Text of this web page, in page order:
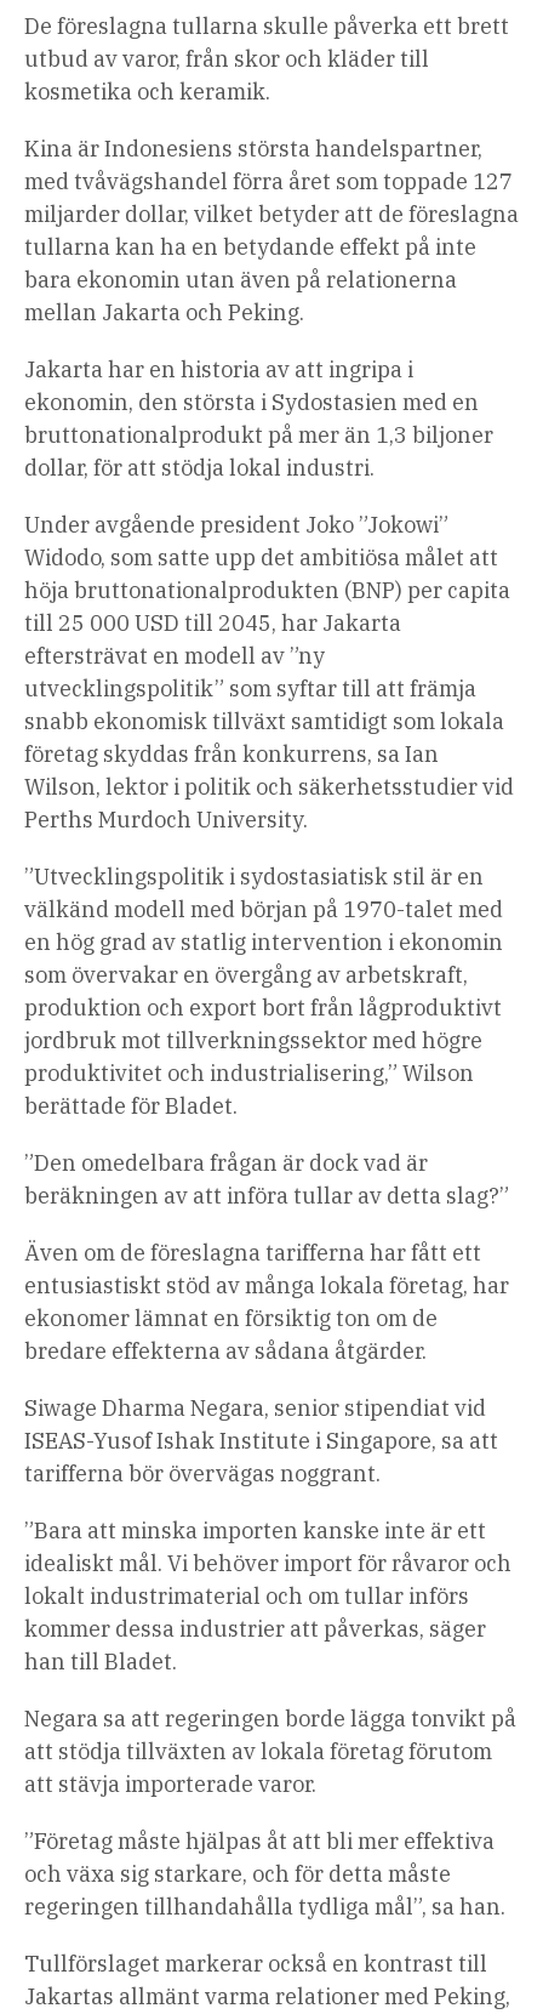
De föreslagna tullarna skulle påverka ett brett
utbud av varor, från skor och kläder till
kosmetika och keramik.
Kina är Indonesiens största handelspartner,
med tvåvägshandel förra året som toppade 127
miljarder dollar, vilket betyder att de föreslagna
tullarna kan ha en betydande effekt på inte
bara ekonomin utan även på relationerna
mellan Jakarta och Peking.
Jakarta har en historia av att ingripa i
ekonomin, den största i Sydostasien med en
bruttonationalprodukt på mer än 1,3 biljoner
dollar, för att stödja lokal industri.
Under avgående president Joko ”Jokowi”
Widodo, som satte upp det ambitiösa målet att
höja bruttonationalprodukten (BNP) per capita
till 25 000 USD till 2045, har Jakarta
eftersträvat en modell av ”ny
utvecklingspolitik” som syftar till att främja
snabb ekonomisk tillväxt samtidigt som lokala
företag skyddas från konkurrens, sa Ian
Wilson, lektor i politik och säkerhetsstudier vid
Perths Murdoch University.
”Utvecklingspolitik i sydostasiatisk stil är en
välkänd modell med början på 1970-talet med
en hög grad av statlig intervention i ekonomin
som övervakar en övergång av arbetskraft,
produktion och export bort från lågproduktivt
jordbruk mot tillverkningssektor med högre
produktivitet och industrialisering,” Wilson
berättade för Bladet.
”Den omedelbara frågan är dock vad är
beräkningen av att införa tullar av detta slag?”
Även om de föreslagna tarifferna har fått ett
entusiastiskt stöd av många lokala företag, har
ekonomer lämnat en försiktig ton om de
bredare effekterna av sådana åtgärder.
Siwage Dharma Negara, senior stipendiat vid
ISEAS-Yusof Ishak Institute i Singapore, sa att
tarifferna bör övervägas noggrant.
”Bara att minska importen kanske inte är ett
idealiskt mål. Vi behöver import för råvaror och
lokalt industrimaterial och om tullar införs
kommer dessa industrier att påverkas, säger
han till Bladet.
Negara sa att regeringen borde lägga tonvikt på
att stödja tillväxten av lokala företag förutom
att stävja importerade varor.
”Företag måste hjälpas åt att bli mer effektiva
och växa sig starkare, och för detta måste
regeringen tillhandahålla tydliga mål”, sa han.
Tullförslaget markerar också en kontrast till
Jakartas allmänt varma relationer med Peking,